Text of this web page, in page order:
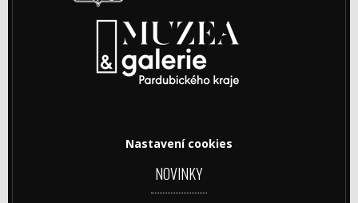
Nastavení cookies
NOVINKY